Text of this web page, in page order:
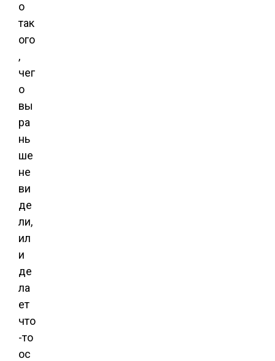
о
так
ого
,
чег
о
вы
ра
нь
ше
не
ви
де
ли,
ил
и
де
ла
ет
что
-то
ос